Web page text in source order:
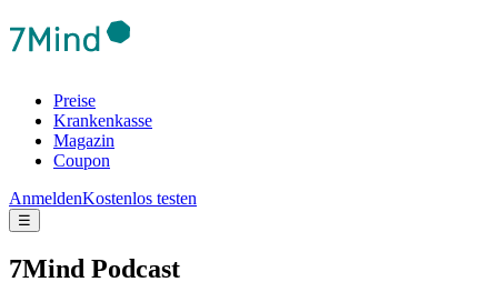
Preise
Krankenkasse
Magazin
Coupon
AnmeldenKostenlos testen
☰
7Mind Podcast